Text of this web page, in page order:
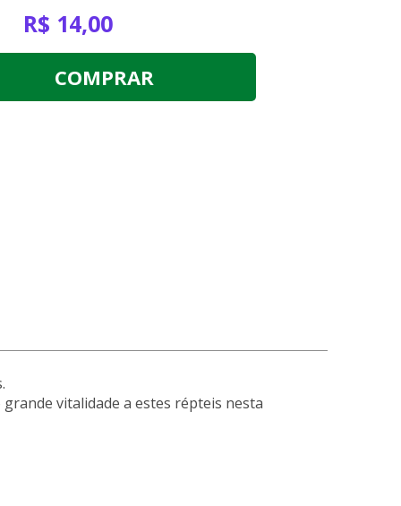
R$ 14,00
COMPRAR
vitalidade a estes répteis nesta